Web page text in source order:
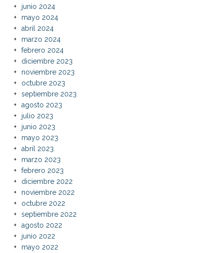
junio 2024
mayo 2024
abril 2024
marzo 2024
febrero 2024
diciembre 2023
noviembre 2023
octubre 2023
septiembre 2023
agosto 2023
julio 2023
junio 2023
mayo 2023
abril 2023
marzo 2023
febrero 2023
diciembre 2022
noviembre 2022
octubre 2022
septiembre 2022
agosto 2022
junio 2022
mayo 2022